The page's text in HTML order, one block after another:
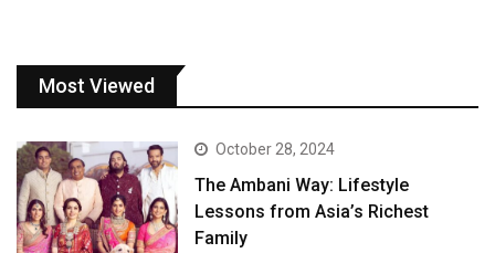
Most Viewed
October 28, 2024
The Ambani Way: Lifestyle
Lessons from Asia’s Richest
Family